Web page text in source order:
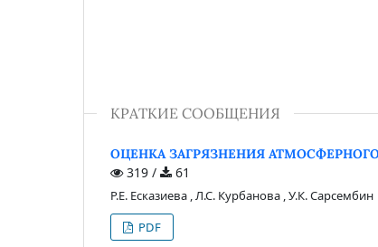
КРАТКИЕ СООБЩЕНИЯ
ОЦЕНКА ЗАГРЯЗНЕНИЯ
319 / 61
Р.Е. Есказиева , Л.С. Курбанова , У.К. Сарсембин
PDF